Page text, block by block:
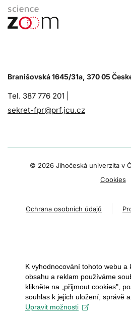
Branišovská 1645/31a, 370 05
Tel. 387 776 201 |
sekret-fpr@prf.jcu.cz
© 2026 Jihočeská univerzita v
Cookies
Ochrana osobních údajů
K vyhodnocování tohoto webu a
obsahu a reklam používáme
klikněte na „přijmout cookies",
souhlas k jejich uložení, správě a
Upravit možnosti